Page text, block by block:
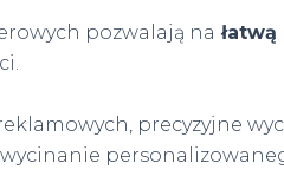
pozwalają na
precyzyjne